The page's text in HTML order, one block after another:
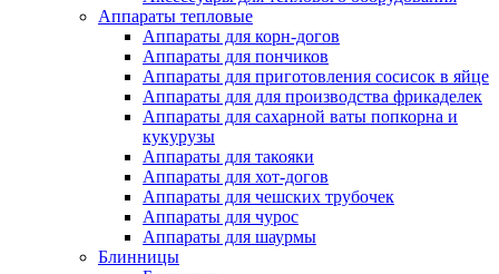
Аппараты тепловые
Аппараты для корн-догов
Аппараты для пончиков
Аппараты для приготовления сосисок в яйце
Аппараты для для производства фрикаделек
Аппараты для сахарной ваты попкорна и
кукурузы
Аппараты для такояки
Аппараты для хот-догов
Аппараты для чешских трубочек
Аппараты для чурос
Аппараты для шаурмы
Блинницы